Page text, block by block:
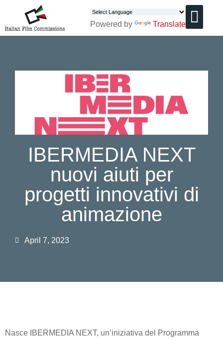
Powered by Translate
IBERMEDIA NEXT
nuovi aiuti per
progetti innovativi di
animazione
April 7, 2023
Nasce IBERMEDIA NEXT, un’iniziativa del Programma